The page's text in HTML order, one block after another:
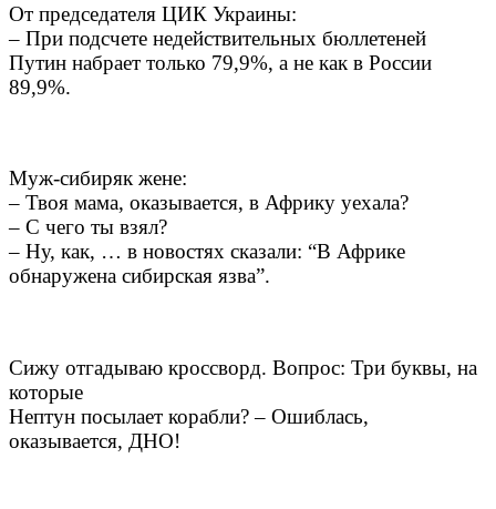
От председателя ЦИК Украины:
– При подсчете недействительных бюллетеней
Путин набрает только 79,9%, а не как в России
89,9%.
Муж-сибиряк жене:
– Твоя мама, оказывается, в Африку уехала?
– С чего ты взял?
– Ну, как, … в новостях сказали: “В Африке
обнаружена сибирская язва”.
Сижу отгадываю кроссворд. Вопрос: Три буквы, на
которые
Нептун посылает корабли? – Ошиблась,
оказывается, ДНО!